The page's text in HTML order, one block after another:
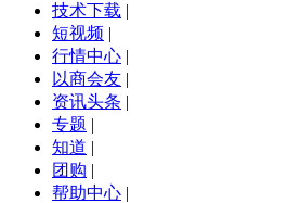
技术下载 |
短视频 |
行情中心 |
以商会友 |
资讯头条 |
专题 |
知道 |
团购 |
帮助中心 |